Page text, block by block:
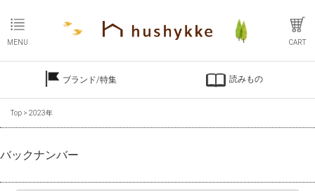
MENU CART
ブランド/特集 読みもの
Top > 2023年
バックナンバー